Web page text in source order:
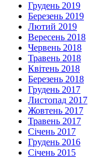
Грудень 2019
Березень 2019
Лютий 2019
Вересень 2018
Червень 2018
Травень 2018
Квітень 2018
Березень 2018
Грудень 2017
Листопад 2017
Жовтень 2017
Травень 2017
Січень 2017
Грудень 2016
Січень 2015